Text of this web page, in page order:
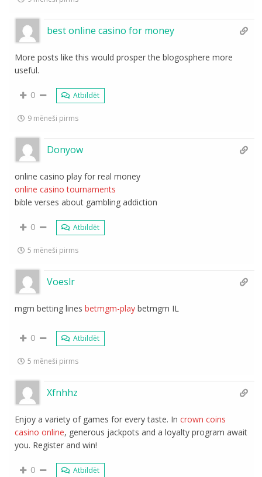
best online casino for money
More posts like this would prosper the blogosphere more
useful.
0 Atbildēt
9 mēneši pirms
Donyow
online casino play for real money
online casino tournaments
bible verses about gambling addiction
0 Atbildēt
5 mēneši pirms
Voeslr
mgm betting linesbetmgm-play betmgm IL
0 Atbildēt
5 mēneši pirms
Xfnhhz
Enjoy a variety of games for every taste. Incrown coins
casino online, generous jackpots and a loyalty program await
you. Register and win!
0 Atbildēt